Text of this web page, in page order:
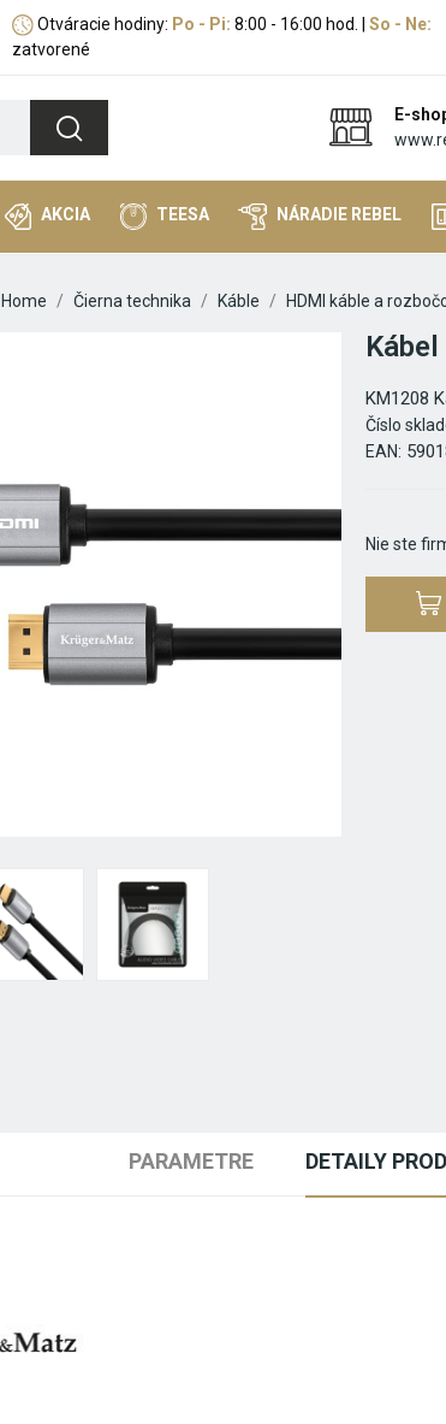
Otváracie hodiny: Po - Pi: 8:00 - 16:00 hod. | So - Ne:
zatvorené
E-
AKCIA TEESA NÁRADIE REBEL
Home Čierna technika Káble HDMI káble a
KM1208
Číslo
EAN:
Nie ste
PARAMETRE DETAILY